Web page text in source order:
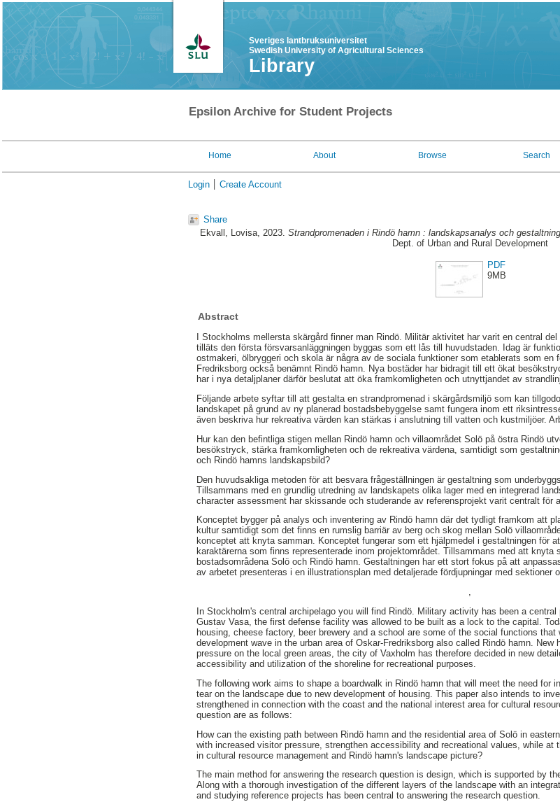
Sveriges lantbruksuniversitet
Swedish University of Agricultural Sciences
Library
Epsilon Archive for Student Projects
Home About Browse Search
Login Create Account
Share
Ekvall, Lovisa, 2023. Strandpromenaden i Rindö hamn : landskapsanalys och
Dept. of Urban and Rural Development
PDF
9MB
Abstract
I Stockholms mellersta skärgård finner man Rindö. Militär aktivitet har varit en central
tilläts den första försvarsanläggningen byggas som ett lås till huvudstaden. Idag är
ostmakeri, ölbryggeri och skola är några av de sociala funktioner som etablerats som en
Fredriksborg också benämnt Rindö hamn. Nya bostäder har bidragit till ett ökat
har i nya detaljplaner därför beslutat att öka framkomligheten och utnyttjandet av
Följande arbete syftar till att gestalta en strandpromenad i skärgårdsmiljö som kan
landskapet på grund av ny planerad bostadsbebyggelse samt fungera inom ett
även beskriva hur rekreativa värden kan stärkas i anslutning till vatten och kustmiljöer.
Hur kan den befintliga stigen mellan Rindö hamn och villaområdet Solö på östra Rindö
besökstryck, stärka framkomligheten och de rekreativa värdena, samtidigt som
och Rindö hamns landskapsbild?
Den huvudsakliga metoden för att besvara frågeställningen är gestaltning som
Tillsammans med en grundlig utredning av landskapets olika lager med en integrerad
character assessment har skissande och studerande av referensprojekt varit centralt för
Konceptet bygger på analys och inventering av Rindö hamn där det tydligt framkom att
kultur samtidigt som det finns en rumslig barriär av berg och skog mellan Solö
konceptet att knyta samman. Konceptet fungerar som ett hjälpmedel i gestaltningen för
karaktärerna som finns representerade inom projektområdet. Tillsammans med att
bostadsområdena Solö och Rindö hamn. Gestaltningen har ett stort fokus på att
av arbetet presenteras i en illustrationsplan med detaljerade fördjupningar med sektioner
,
In Stockholm's central archipelago you will find Rindö. Military activity has been a
Gustav Vasa, the first defense facility was allowed to be built as a lock to the capital.
housing, cheese factory, beer brewery and a school are some of the social functions
development wave in the urban area of Oskar-Fredriksborg also called Rindö hamn.
pressure on the local green areas, the city of Vaxholm has therefore decided in new
accessibility and utilization of the shoreline for recreational purposes.
The following work aims to shape a boardwalk in Rindö hamn that will meet the need for
tear on the landscape due to new development of housing. This paper also intends to
strengthened in connection with the coast and the national interest area for cultural
question are as follows:
How can the existing path between Rindö hamn and the residential area of Solö in
with increased visitor pressure, strengthen accessibility and recreational values, while at
in cultural resource management and Rindö hamn's landscape picture?
The main method for answering the research question is design, which is supported by
Along with a thorough investigation of the different layers of the landscape with an
and studying reference projects has been central to answering the research question.